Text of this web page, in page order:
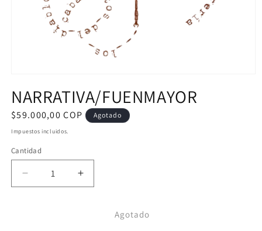
multimedia
1
en
una
ventana
NARRATIVA/FUENMAYOR
Precio
habitual
$59.000,00 COP Agotado
Impuestos incluidos.
Cantidad
Reducir
cantidad
NARRATIVA/FUENMAYOR
Aumentar
cantidad
NARRATIVA/FUENMAYOR
Agotado